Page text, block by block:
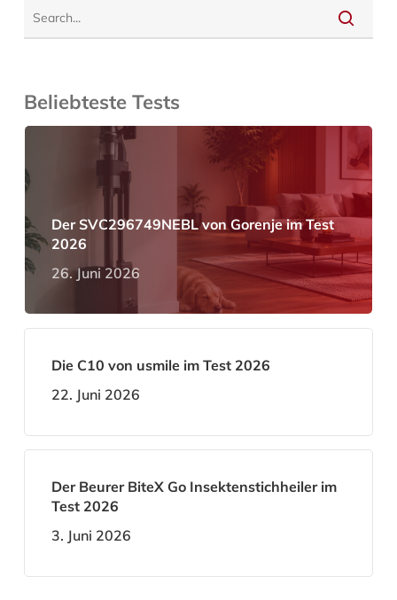
Beliebteste Tests
Der SVC296749NEBL von Gorenje im Test
2026
26. Juni 2026
Die C10 von usmile im Test 2026
22. Juni 2026
Der Beurer BiteX Go Insektenstichheiler im
Test 2026
3. Juni 2026